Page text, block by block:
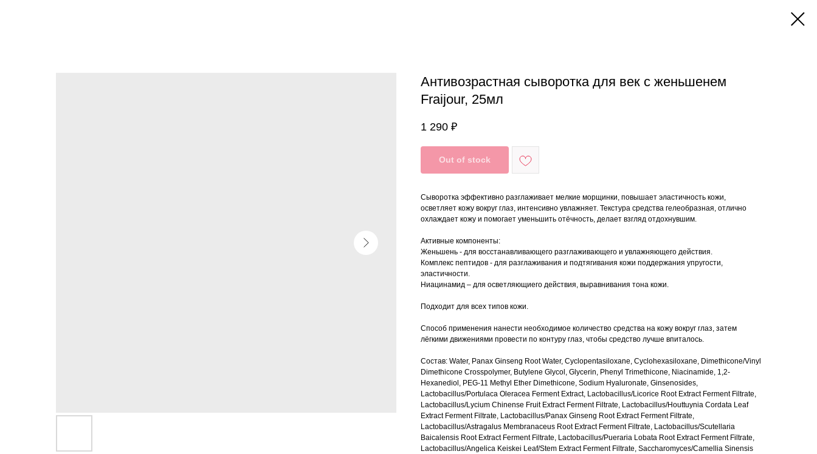
Антивозрастная сыворотка для век с женьшенем
Fraijour, 25мл
1 290 ₽
Out of stock
Сыворотка эффективно разглаживает мелкие морщинки, повышает эластичность кожи,
осветляет кожу вокруг глаз, интенсивно увлажняет. Текстура средства гелеобразная, отлично
охлаждает кожу и помогает уменьшить отёчность, делает взгляд отдохнувшим.
Активные компоненты:
Женьшень - для восстанавливающего разглаживающего и увлажняющего действия.
Комплекс пептидов - для разглаживания и подтягивания кожи поддержания упругости,
эластичности.
Ниацинамид – для осветляющиего действия, выравнивания тона кожи.
Подходит для всех типов кожи.
Способ применения нанести необходимое количество средства на кожу вокруг глаз, затем
лёгкими движениями провести по контуру глаз, чтобы средство лучше впиталось.
Состав: Water, Panax Ginseng Root Water, Cyclopentasiloxane, Cyclohexasiloxane, Dimethicone/Vinyl
Dimethicone Crosspolymer, Butylene Glycol, Glycerin, Phenyl Trimethicone, Niacinamide, 1,2-
Hexanediol, PEG-11 Methyl Ether Dimethicone, Sodium Hyaluronate, Ginsenosides,
Lactobacillus/Portulaca Oleracea Ferment Extract, Lactobacillus/Licorice Root Extract Ferment Filtrate,
Lactobacillus/Lycium Chinense Fruit Extract Ferment Filtrate, Lactobacillus/Houttuynia Cordata Leaf
Extract Ferment Filtrate, Lactobacillus/Panax Ginseng Root Extract Ferment Filtrate,
Lactobacillus/Astragalus Membranaceus Root Extract Ferment Filtrate, Lactobacillus/Scutellaria
Baicalensis Root Extract Ferment Filtrate, Lactobacillus/Pueraria Lobata Root Extract Ferment Filtrate,
Lactobacillus/Angelica Keiskei Leaf/Stem Extract Ferment Filtrate, Saccharomyces/Camellia Sinensis